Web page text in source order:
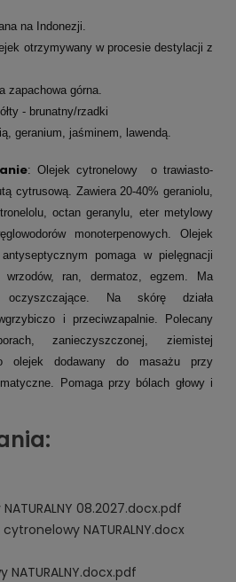
na Indonezji.
otrzymywany w procesie destylacji z
zapachowa górna.
- brunatny/rzadki
geranium, jaśminem, lawendą.
: Olejek cytronelowy o trawiasto-
cytrusową. Zawiera 20-40% geraniolu,
octan geranylu, eter metylowy
monoterpenowych. Olejek
pomaga w pielęgnacji
ran, dermatoz, egzem. Ma
oczyszczające. Na skórę działa
i przeciwzapalnie. Polecany
zanieczyszczonej, ziemistej
olejek dodawany do masażu przy
Pomaga przy bólach głowy i
08.2027.docx.pdf
NATURALNY.docx